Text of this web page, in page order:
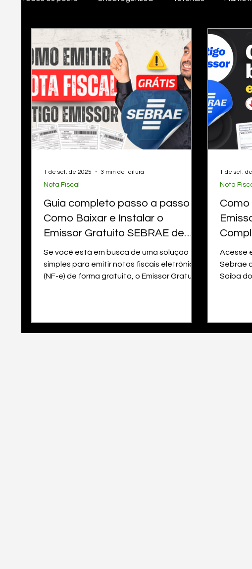
Tudo Para MEI Inovações & investimentos
Gestão & Organização Legislação Dicas &
EasyGestor nota fiscal pessoa fisica, emitir n
Guia completo passo a passo -
Como Baixar e Instalar o
Emissor Gratuito SEBRAE de
NF-e 4.0.1
Se você está em busca de uma solução
simples para emitir notas fiscais eletrônicas
(NF-e) de forma gratuita, o Emissor Gratuito
Nota Fiscal
1 de set. de 2025 3 min de leitura
Como
Acesse
Sebrae
Saiba
Nota
1 de set.